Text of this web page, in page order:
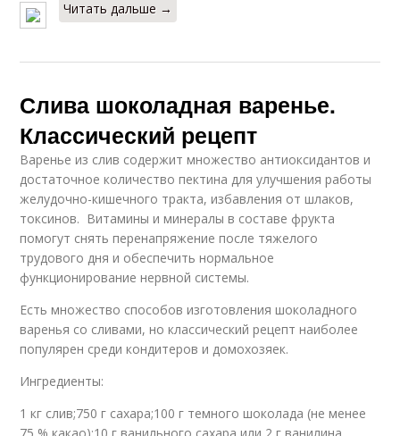
Читать дальше →
Слива шоколадная варенье.
Классический рецепт
Варенье из слив содержит множество антиоксидантов и
достаточное количество пектина для улучшения работы
желудочно-кишечного тракта, избавления от шлаков,
токсинов. Витамины и минералы в составе фрукта
помогут снять перенапряжение после тяжелого
трудового дня и обеспечить нормальное
функционирование нервной системы.
Есть множество способов изготовления шоколадного
варенья со сливами, но классический рецепт наиболее
популярен среди кондитеров и домохозяек.
Ингредиенты:
1 кг слив;750 г сахара;100 г темного шоколада (не менее
75 % какао);10 г ванильного сахара или 2 г ванилина.